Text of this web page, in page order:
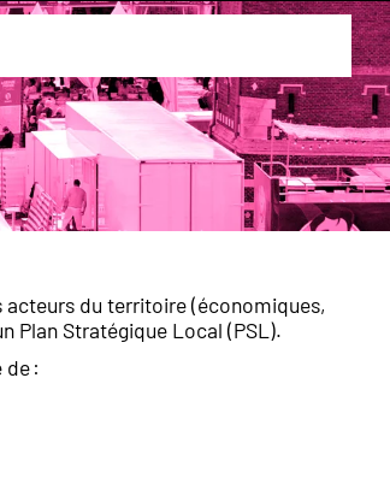
acteurs du territoire (économiques,
Plan Stratégique Local (PSL).
: